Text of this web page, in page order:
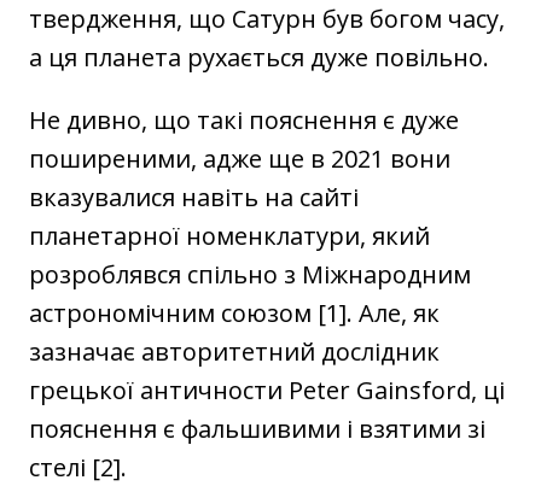
твердження, що Сатурн був богом часу,
а ця планета рухається дуже повільно.
Не дивно, що такі пояснення є дуже
поширеними, адже ще в 2021 вони
вказувалися навіть на сайті
планетарної номенклатури, який
розроблявся спільно з Міжнародним
астрономічним союзом [1]. Але, як
зазначає авторитетний дослідник
грецької античности Peter Gainsford, ці
пояснення є фальшивими і взятими зі
стелі [2].